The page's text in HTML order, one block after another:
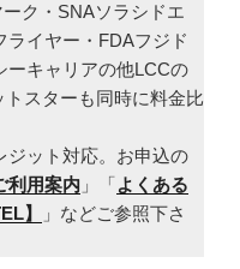
ク・SNAソラシドエ
イヤー・FDAフジド
ーキャリアの他LCCの
スターも同時に料金比
ジット対応。お申込の
利用案内 」「よくある
】
」などご参照下さ